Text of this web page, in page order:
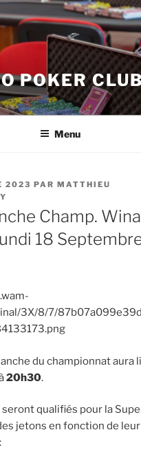
POKER
Menu
2023 PAR MATTHIEU
Champ.
18
du championnat aura
20h30.
qualifiés pour la
jetons en fonction de